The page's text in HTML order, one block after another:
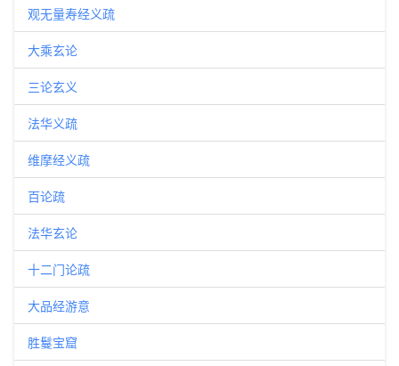
观无量寿经义疏
大乘玄论
三论玄义
法华义疏
维摩经义疏
百论疏
法华玄论
十二门论疏
大品经游意
胜鬘宝窟